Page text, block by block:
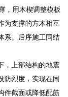
，用木楔调整模板
为支撑的方木相互
系。后序施工同结
，上部结构的地震
防烈度，实现在同
件截面或降低配筋